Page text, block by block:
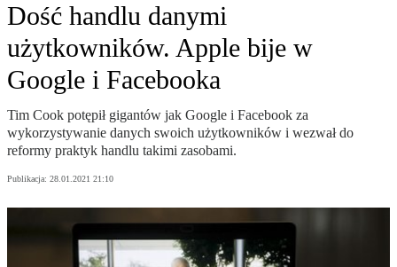
Dość handlu danymi
użytkowników. Apple bije w
Google i Facebooka
Tim Cook potępił gigantów jak Google i Facebook za
wykorzystywanie danych swoich użytkowników i wezwał do
reformy praktyk handlu takimi zasobami.
Publikacja: 28.01.2021 21:10